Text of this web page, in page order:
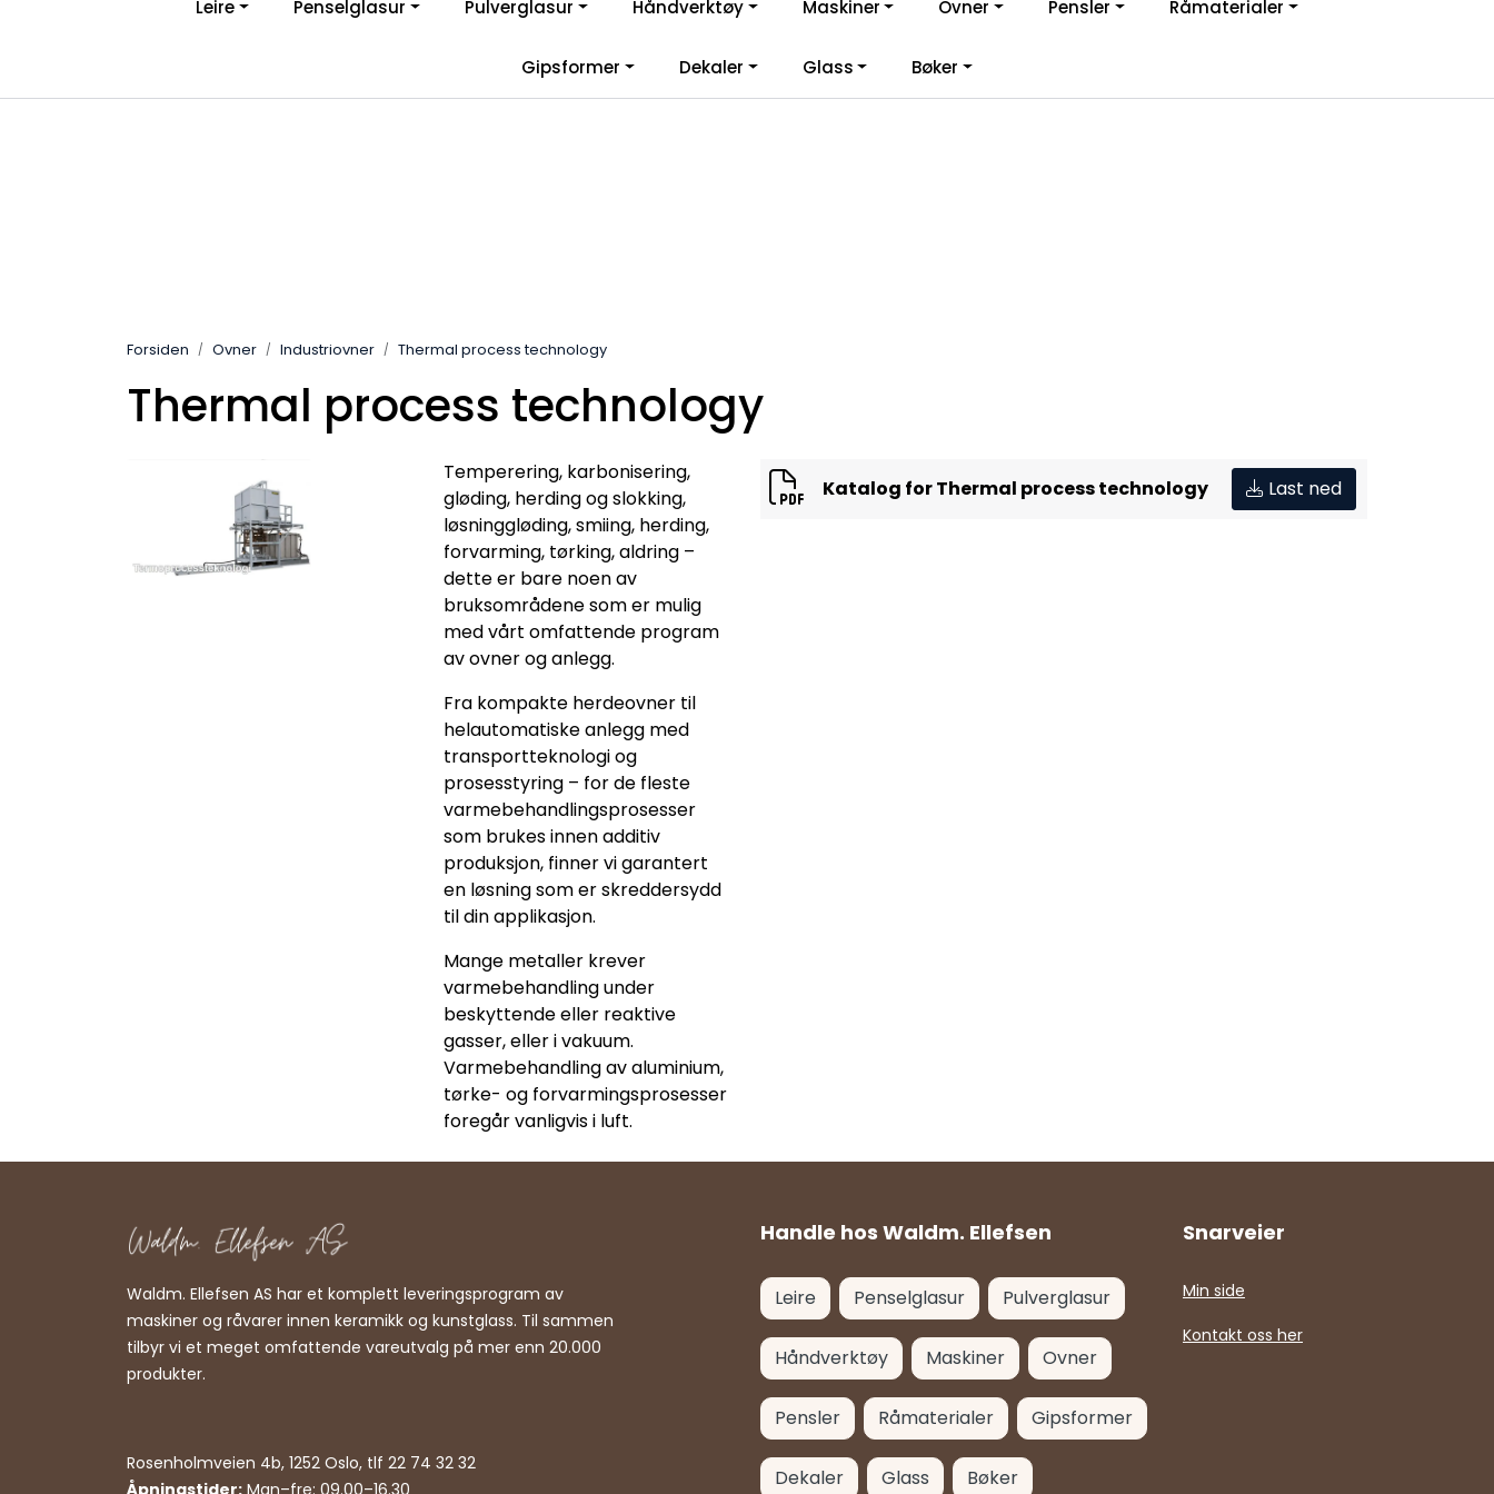
Velkommen til vår nye nettbutikk! Besøk Min side for mer informasjon
Leire Penselglasur Pulverglasur Håndverktøy Maskiner Ovner Pensler Råmaterialer
Gipsformer Dekaler Glass Bøker
Forsiden Ovner Industriovner Thermal process technology
Thermal process technology
Temperering, karbonisering,
gløding, herding og slokking,
løsninggløding, smiing, herding,
forvarming, tørking, aldring –
dette er bare noen av
bruksområdene som er mulig
med vårt omfattende program
av ovner og anlegg.
Fra kompakte herdeovner til
helautomatiske anlegg med
transportteknologi og
prosesstyring – for de fleste
varmebehandlingsprosesser
som brukes innen additiv
produksjon, finner vi garantert
en løsning som er skreddersydd
til din applikasjon.
Mange metaller krever
varmebehandling under
beskyttende eller reaktive
gasser, eller i vakuum.
Varmebehandling av aluminium,
tørke- og forvarmingsprosesser
foregår vanligvis i luft.
Katalog for Thermal process technology Last ned
Handle hos Waldm. Ellefsen
Waldm. Ellefsen AS har et komplett leveringsprogram av
maskiner og råvarer innen keramikk og kunstglass. Til sammen
tilbyr vi et meget omfattende vareutvalg på mer enn 20.000
produkter.
Rosenholmveien 4b, 1252 Oslo, tlf 22 74 32 32
Åpningstider: Man–fre: 09.00–16.30
Leire Penselglasur Pulverglasur
Håndverktøy Maskiner Ovner
Pensler Råmaterialer Gipsformer
Dekaler Glass Bøker
Snarveier
Min side
Kontakt oss her